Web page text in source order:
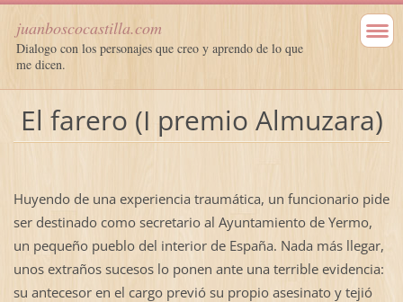
juanboscocastilla.com
Dialogo con los personajes que creo y aprendo de lo que
me dicen.
El farero (I premio Almuzara)
Huyendo de una experiencia traumática, un funcionario pide
ser destinado como secretario al Ayuntamiento de Yermo,
un pequeño pueblo del interior de España. Nada más llegar,
unos extraños sucesos lo ponen ante una terrible evidencia:
su antecesor en el cargo previó su propio asesinato y tejió